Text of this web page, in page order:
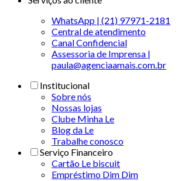
WhatsApp | (21) 97971-2181
Central de atendimento
Canal Confidencial
Assessoria de Imprensa |
paula@agenciaamais.com.br
Institucional
Sobre nós
Nossas lojas
Clube Minha Le
Blog da Le
Trabalhe conosco
Serviço Financeiro
Cartão Le biscuit
Empréstimo Dim Dim